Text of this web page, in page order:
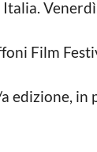
Film
edizione, in